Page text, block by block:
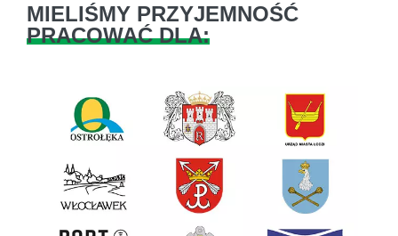
MIELIŚMY PRZYJEMNOŚĆ
PRACOWAĆ DLA:
Previous